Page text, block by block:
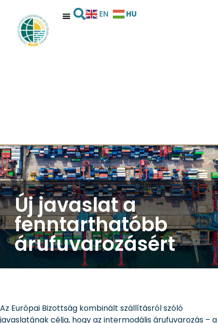
EN HU
Új javaslat a
fenntarthatóbb
árufuvarozásért
Az Európai Bizottság kombinált szállításról szóló
javaslatának célja, hogy az intermodális árufuvarozás – a